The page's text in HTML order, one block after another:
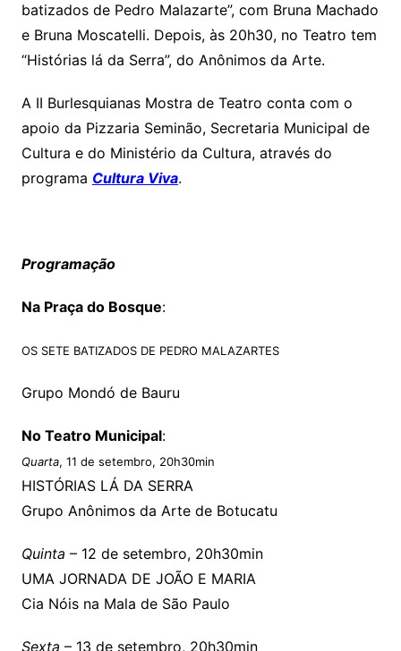
batizados de Pedro Malazarte”, com Bruna Machado
e Bruna Moscatelli. Depois, às 20h30, no Teatro tem
“Histórias lá da Serra”, do Anônimos da Arte.
A II Burlesquianas Mostra de Teatro conta com o
apoio da Pizzaria Seminão, Secretaria Municipal de
Cultura e do Ministério da Cultura, através do
programa Cultura Viva.
Programação
Na Praça do Bosque:
OS SETE BATIZADOS DE PEDRO MALAZARTES
Grupo Mondó de Bauru
No Teatro Municipal:
Quarta, 11 de setembro, 20h30min
HISTÓRIAS LÁ DA SERRA
Grupo Anônimos da Arte de Botucatu
Quinta – 12 de setembro, 20h30min
UMA JORNADA DE JOÃO E MARIA
Cia Nóis na Mala de São Paulo
Sexta – 13 de setembro, 20h30min